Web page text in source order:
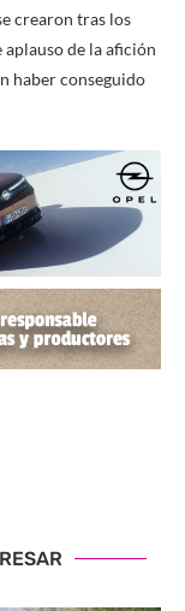
crearon tras los
de la afición
haber conseguido